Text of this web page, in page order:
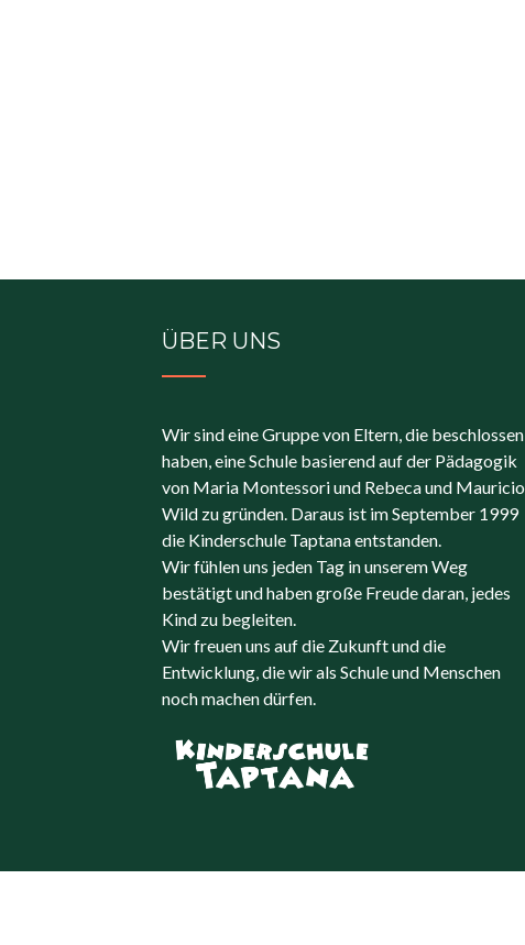
ÜBER UNS
Wir sind eine Gruppe von Eltern, die beschlossen
haben, eine Schule basierend auf der Pädagogik
von Maria Montessori und Rebeca und Mauricio
Wild zu gründen. Daraus ist im September 1999
die Kinderschule Taptana entstanden.
Wir fühlen uns jeden Tag in unserem Weg
bestätigt und haben große Freude daran, jedes
Kind zu begleiten.
Wir freuen uns auf die Zukunft und die
Entwicklung, die wir als Schule und Menschen
noch machen dürfen.